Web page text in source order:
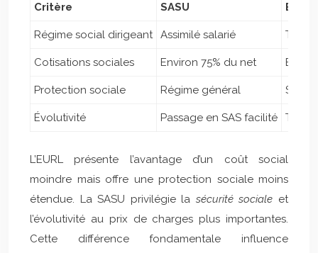
Critère SASU EURL
Régime social dirigeant Assimilé salarié
Cotisations sociales Environ 75% du net
Protection sociale Régime général
Évolutivité Passage en SAS facilité
L’EURL présente l’avantage d’un coût social
moindre mais offre une protection sociale moins
étendue. La SASU privilégie la sécurité sociale et
l’évolutivité au prix de charges plus importantes.
Cette différence fondamentale influence